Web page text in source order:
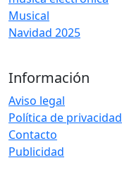
Musical
Navidad 2025
Información
Aviso legal
Política de privacidad
Contacto
Publicidad